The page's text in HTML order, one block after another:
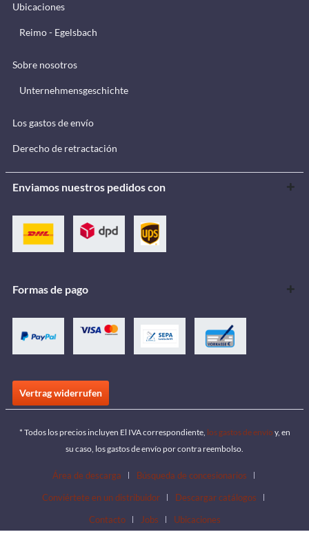
Ubicaciones
Reimo - Egelsbach
Sobre nosotros
Unternehmensgeschichte
Los gastos de envío
Derecho de retractación
Enviamos nuestros pedidos con
Formas de pago
Vertrag widerrufen
* Todos los precios incluyen El IVA correspondiente, los gastos de envío y, en
su caso, los gastos de envío por contra reembolso.
Área de descarga
Búsqueda de concesionarios
Conviértete en un distribuidor
Descargar catálogos
Contacto
Jobs Ubicaciones